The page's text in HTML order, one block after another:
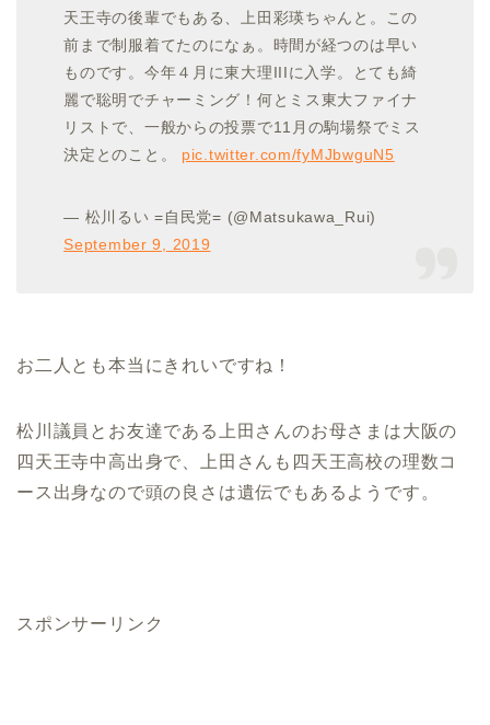
天王寺の後輩でもある、上田彩瑛ちゃんと。この
前まで制服着てたのになぁ。時間が経つのは早い
ものです。今年４月に東大理IIIに入学。とても綺
麗で聡明でチャーミング！何とミス東大ファイナ
リストで、一般からの投票で11月の駒場祭でミス
決定とのこと。 pic.twitter.com/fyMJbwguN5
— 松川るい =自民党= (@Matsukawa_Rui)
September 9, 2019
お二人とも本当にきれいですね！
松川議員とお友達である上田さんのお母さまは大阪の
四天王寺中高出身で、上田さんも四天王高校の理数コ
ース出身なので頭の良さは遺伝でもあるようです。
スポンサーリンク